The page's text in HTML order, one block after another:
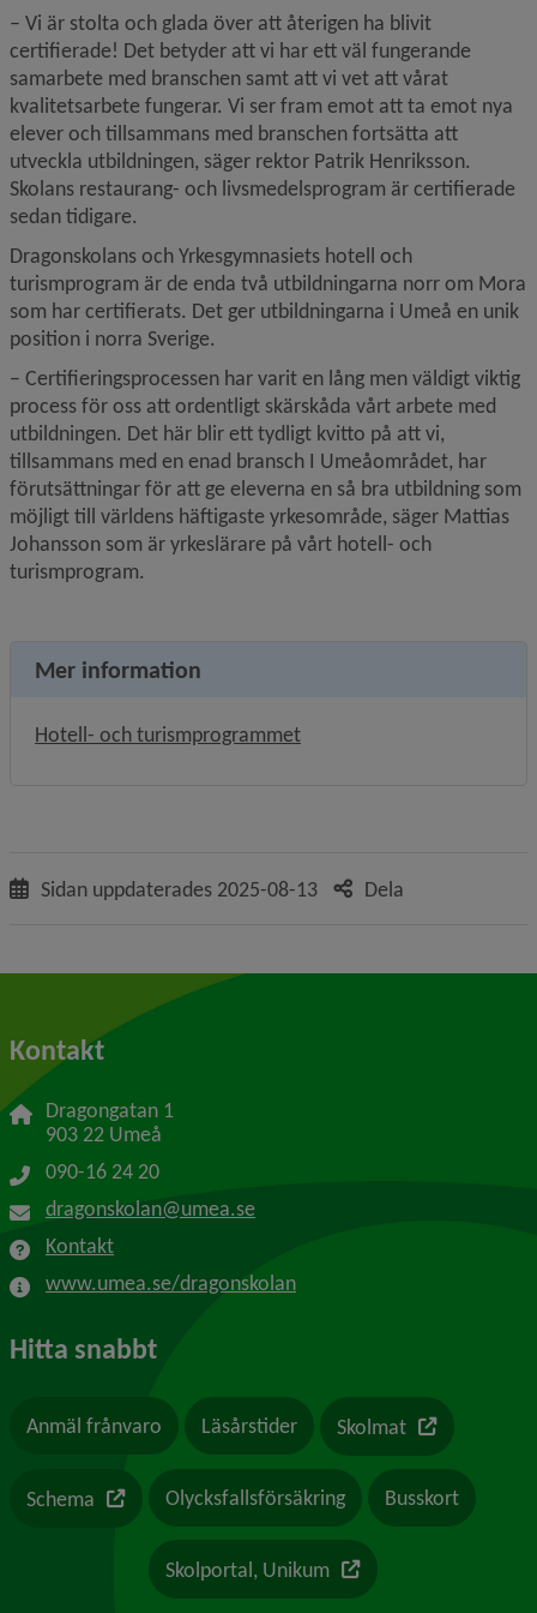
– Vi är stolta och glada över att återigen ha blivit
certifierade! Det betyder att vi har ett väl fungerande
samarbete med branschen samt att vi vet att vårat
kvalitetsarbete fungerar. Vi ser fram emot att ta emot nya
elever och tillsammans med branschen fortsätta att
utveckla utbildningen, säger rektor Patrik Henriksson.
Skolans restaurang- och livsmedelsprogram är certifierade
sedan tidigare.
Dragonskolans och Yrkesgymnasiets hotell och
turismprogram är de enda två utbildningarna norr om Mora
som har certifierats. Det ger utbildningarna i Umeå en unik
position i norra Sverige.
– Certifieringsprocessen har varit en lång men väldigt viktig
process för oss att ordentligt skärskåda vårt arbete med
utbildningen. Det här blir ett tydligt kvitto på att vi,
tillsammans med en enad bransch I Umeåområdet, har
förutsättningar för att ge eleverna en så bra utbildning som
möjligt till världens häftigaste yrkesområde, säger Mattias
Johansson som är yrkeslärare på vårt hotell- och
turismprogram.
Mer information
Hotell- och turismprogrammet
Sidan uppdaterades 2025-08-13 Dela
Kontakt
Dragongatan 1
903 22 Umeå
090-16 24 20
dragonskolan@umea.se
Kontakt
www.umea.se/dragonskolan
Hitta snabbt
Anmäl frånvaro Läsårstider Skolmat Länk till en
Schema Länk till en annan webbplats
Olycksfallsförsäkring Busskort
Skolportal, Unikum Länk till en annan